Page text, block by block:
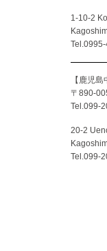
1-10-2
【鹿児島
〒890-
Tel.099-
20-2
Tel.099-